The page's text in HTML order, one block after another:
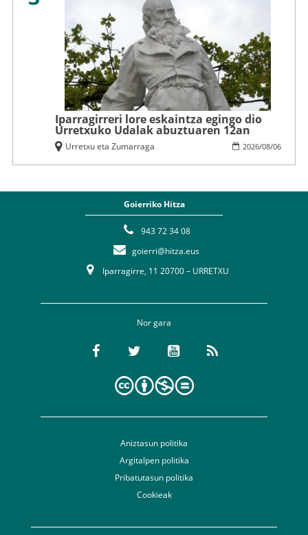
Iparragirreri lore eskaintza egingo dio
Urretxuko Udalak abuztuaren 12an
2026/08/06
Urretxu eta Zumarraga
Goierriko Hitza
943 72 34 08
goierri@hitza.eus
Iparragirre, 11 20700 – URRETXU
Nor gara
Aniztasun politika
Argitalpen politika
Pribatutasun politika
Cookieak